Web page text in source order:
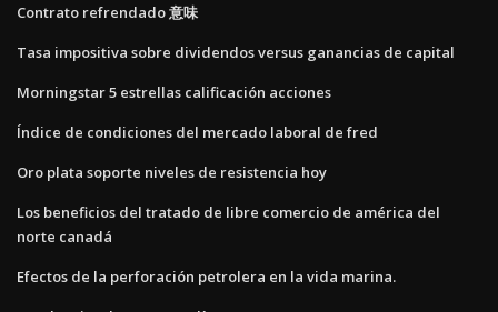
Contrato refrendado 意味
Tasa impositiva sobre dividendos versus ganancias de capital
Morningstar 5 estrellas calificación acciones
Índice de condiciones del mercado laboral de fred
Oro plata soporte niveles de resistencia hoy
Los beneficios del tratado de libre comercio de américa del
norte canadá
Efectos de la perforación petrolera en la vida marina.